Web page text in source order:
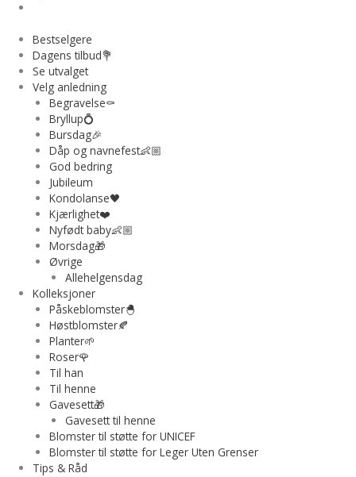
Bestselgere
Dagens tilbud💐
Se utvalget
Velg anledning
Begravelse⚰️
Bryllup💍
Bursdag🎉
Dåp og navnefest👶🏼
God bedring
Jubileum
Kondolanse🖤
Kjærlighet❤️
Nyfødt baby👶🏼
Morsdag🎁
Øvrige
Allehelgensdag
Kolleksjoner
Påskeblomster🐣
Høstblomster🍂
Planter🌱
Roser🌹
Til han
Til henne
Gavesett🎁
Gavesett til henne
Blomster til støtte for UNICEF
Blomster til støtte for Leger Uten Grenser
Tips & Råd